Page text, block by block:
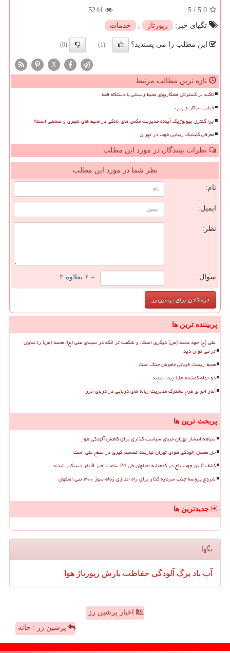
5.0
/
5
5244
تگهای خبر:
رپورتاژ , خدمات
این مطلب را می پسندید؟ (1)
(0)
X
تازه ترین مطالب مرتبط
تاکید بر گسترش همکاریهای محیط زیستی با دستگاه قضا
فیلتر سیگار و پیپ
چرا کنترل بیولوژیک آینده مدیریت مگس های خانگی در محیط های شهری و صنعتی است؟
معرفی کلینیک زیبایی خوب در تهران
نظرات بینندگان در مورد این مطلب
نظر شما در مورد این مطلب
نام:
ایمیل:
نظر:
سوال: = ۶ بعلاوه ۳
پربیننده ترین ها
علی (ع) خود محمد (ص) دیگری است، و شگفت تر آنکه در سیمای علی (ع)، محمد (ص) را نمایان
تر می توان دید
محیط زیست قربانی خاموش جنگ است
دو توله گمشده هلیا پیدا شدند
آغاز اجرای طرح مشترک مدیریت زباله های دریایی در دریای خزر
پربحث ترین ها
سیاهه انتشار تهران مبنای سیاست گذاری برای کاهش آلودگی هوا
حل معضل آلودگی هوای تهران نیازمند تصمیم گیری در سطح ملی است
کشف 2 تن چوب تاغ در کوهپایه اصفهان طی 24 ساعت اخیر 8 نفر دستگیر شدند
شروع پروسه جذب سرمایه گذار برای راه اندازی زباله سوز ۳۰۰ تنی اصفهان
جدیدترین ها
تگها
آب باد برگ آلودگی حفاظت بارش رپورتاژ هوا
اخبار پرشین رز
پرشین رز : خانه